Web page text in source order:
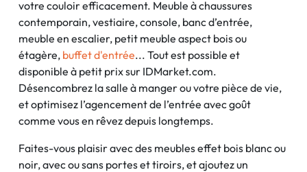
votre couloir efficacement. Meuble à chaussures
contemporain, vestiaire, console, banc d’entrée,
meuble en escalier, petit meuble aspect bois ou
étagère, buffet d'entrée... Tout est possible et
disponible à petit prix sur IDMarket.com.
Désencombrez la salle à manger ou votre pièce de vie,
et optimisez l’agencement de l’entrée avec goût
comme vous en rêvez depuis longtemps.
Faites-vous plaisir avec des meubles effet bois blanc ou
noir, avec ou sans portes et tiroirs, et ajoutez un